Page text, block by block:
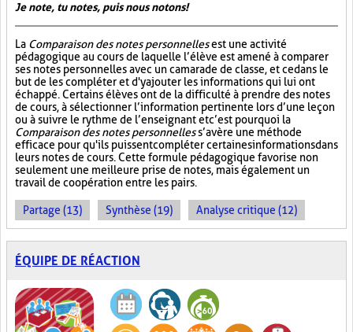
Je note, tu notes, puis nous notons!
La Comparaison des notes personnellesest une activité
pédagogique au cours de laquelle l’élève est amené à comparer
ses notes personnelles avec un camarade de classe, et ce dans le
but de les compléter et d'y ajouter les informations qui lui ont
échappé. Certains élèves ont de la difficulté à prendre des notes
de cours, à sélectionner l’information pertinente lors d’une leçon
ou à suivre le rythme de l’enseignant et c’est pourquoi la
Comparaison des notes personnelless’avère une méthode
efficace pour qu'ils puissent compléter certaines informations dans
leurs notes de cours. Cette formule pédagogique favorise non
seulement une meilleure prise de notes, mais également un
travail de coopération entre les pairs.
Partage (13) Synthèse (19) Analyse critique (12)
ÉQUIPE DE RÉACTION